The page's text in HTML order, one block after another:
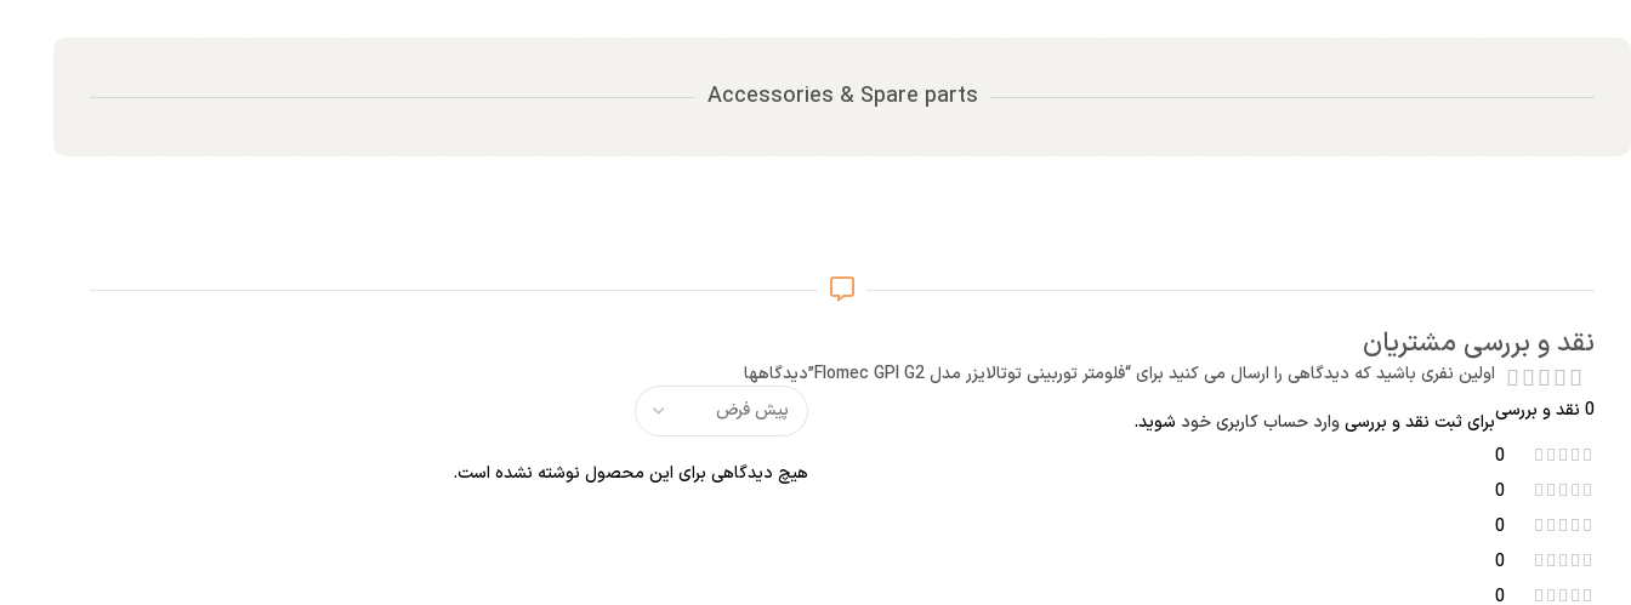
Accessories & Spare parts
نقد و بررسی مشتریان
0 نقد و بررسی
0
0
0
0
0
دیدگاهها
هیچ دیدگاهی برای این محصول نوشته نشده است.
اولین نفری باشید که دیدگاهی را ارسال می کنید برای “فلومتر توربینی توتالایزر مدل Flomec GPI G2”
برای ثبت نقد و بررسیوارد حساب کاربری خود شوید.